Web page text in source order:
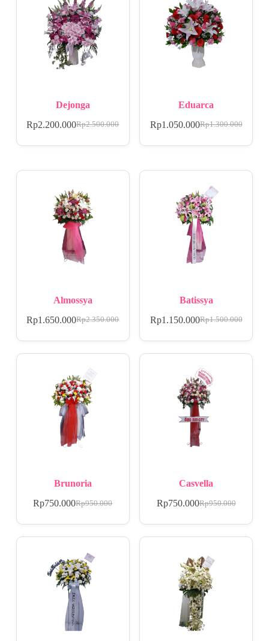
Dejonga
Rp2.500.000
Rp2.200.000
Eduarca
Rp1.300.000
Rp1.050.000
Almossya
Rp2.350.000
Rp1.650.000
Batissya
Rp1.500.000
Rp1.150.000
Brunoria
Rp950.000
Rp750.000
Casvella
Rp950.000
Rp750.000